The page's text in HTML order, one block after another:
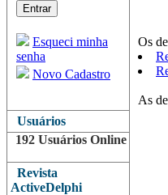
Esqueci minha
senha
Novo Cadastro
Usuários
192 Usuários Online
Revista
ActiveDelphi
Os
As